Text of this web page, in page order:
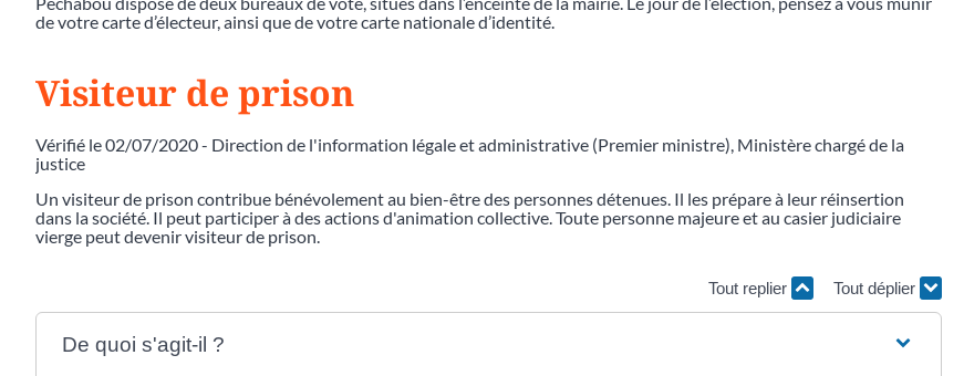
de votre carte d’électeur, ainsi que de votre carte nationale d’identité.
Visiteur de prison
Vérifié le 02/07/2020 - Direction de l'information légale et administrative (Premier ministre), Ministère chargé de la
justice
Un visiteur de prison contribue bénévolement au bien-être des personnes détenues. Il les prépare à leur réinsertion
dans la société. Il peut participer à des actions d'animation collective. Toute personne majeure et au casier judiciaire
vierge peut devenir visiteur de prison.
Tout replier Tout déplier
De quoi s'agit-il ?